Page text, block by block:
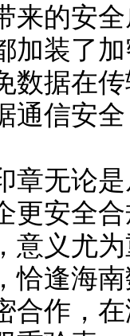
来的安
加装了
数据在
通信安
无论是
更安全
意义尤
恰逢海
合作，